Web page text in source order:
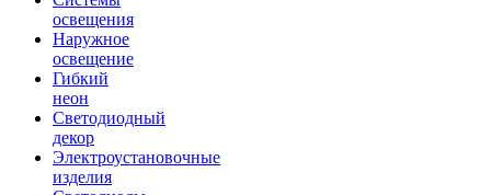
освещения
Наружное
освещение
Гибкий
неон
Светодиодный
декор
Электроустановочные
изделия